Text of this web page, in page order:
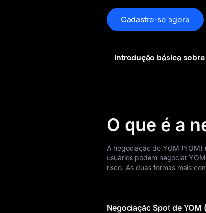
Cadastre-se agora
Introdução básica sobre
O que é a
A negociação de YOM
usuários podem negociar
risco. As duas formas mais
Negociação Spot de YOM